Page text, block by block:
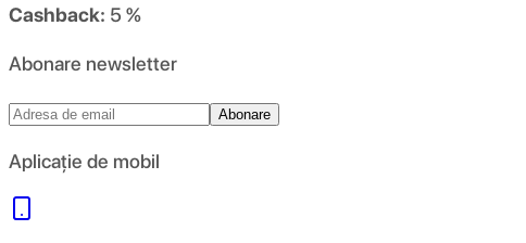
Cashback: 5 %
Abonare newsletter
Abonare
Aplicație de mobil